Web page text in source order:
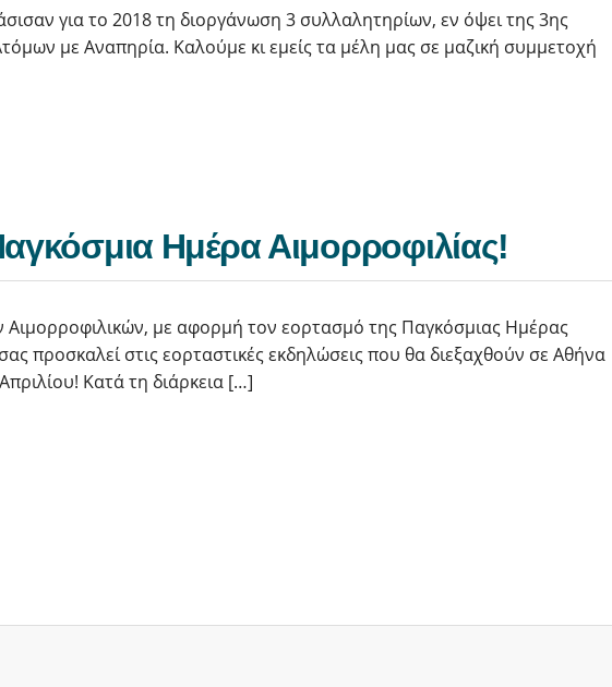
για το 2018 τη διοργάνωση 3 συλλαλητηρίων, εν όψει της 3ης
με Αναπηρία. Καλούμε κι εμείς τα μέλη μας σε μαζική συμμετοχή
Ημέρα Αιμορροφιλίας!
με αφορμή τον εορτασμό της Παγκόσμιας Ημέρας
προσκαλεί στις εορταστικές εκδηλώσεις που θα διεξαχθούν σε Αθήνα
Κατά τη διάρκεια […]